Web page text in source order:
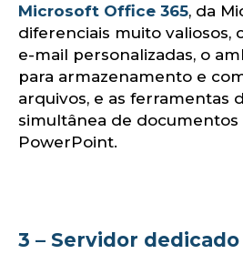
Microsoft Office 365, da
diferenciais muito valiosos,
e-mail personalizadas, o
para armazenamento e
arquivos, e as ferramentas
simultânea de documentos
PowerPoint.
3 – Servidor dedicado